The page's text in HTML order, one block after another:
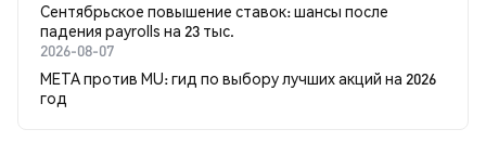
Сентябрьское повышение ставок: шансы после
падения payrolls на 23 тыс.
2026-08-07
META против MU: гид по выбору лучших акций на 2026
год